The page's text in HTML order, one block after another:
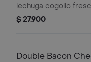
lechuga cogollo
americano, tomate,
$ 27.900
Double Bacon